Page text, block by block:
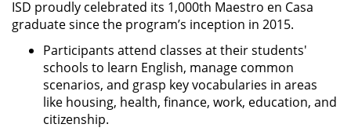
ISD proudly celebrated its 1,000th Maestro en Casa
graduate since the program’s inception in 2015.
Participants attend classes at their students'
schools to learn English, manage common
scenarios, and grasp key vocabularies in areas
like housing, health, finance, work, education, and
citizenship.